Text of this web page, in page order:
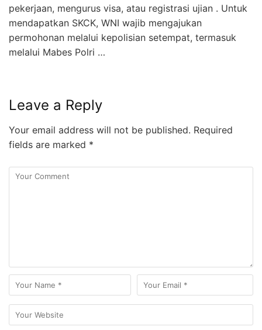
pekerjaan, mengurus visa, atau registrasi ujian . Untuk
mendapatkan SKCK, WNI wajib mengajukan
permohonan melalui kepolisian setempat, termasuk
melalui Mabes Polri …
Leave a Reply
Your email address will not be published. Required
fields are marked *